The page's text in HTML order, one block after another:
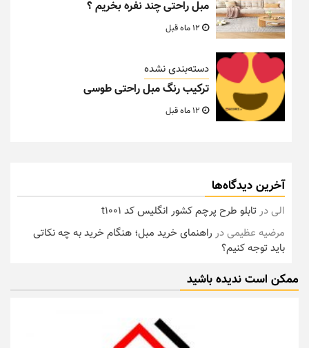
مبل راحتی چند نفره بخریم ؟
دسته‌بندی نشده
ترکیب رنگ مبل راحتی طوسی
آخرین دیدگاه‌ها
الیدرتابلو طرح پرچم کشور انگلیس کد t1001
مرضیه عظیمیدر راهنمای خرید مبل؛ هنگام خرید به چه نکاتی
باید توجه کنیم؟
ممکن است ندیده باشید